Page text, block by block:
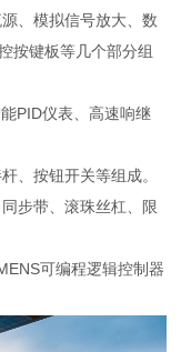
、模拟信号放大、数
按键板等几个部分组
PID仪表、高速响继
、按钮开关等组成。
步带、滚珠丝杠、限
可编程逻辑控制器